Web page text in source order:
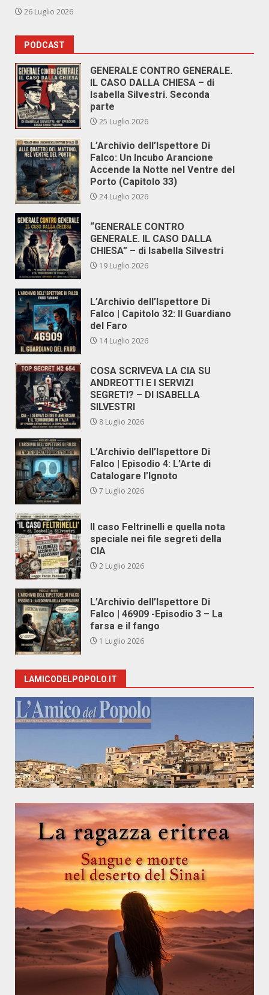
26 Luglio 2026
PODCAST
GENERALE CONTRO GENERALE.
IL CASO DALLA CHIESA – di
Isabella Silvestri. Seconda
parte
25 Luglio 2026
L’Archivio dell’Ispettore Di
Falco: Un Incubo Arancione
Accende la Notte nel Ventre del
Porto (Capitolo 33)
24 Luglio 2026
“GENERALE CONTRO
GENERALE. IL CASO DALLA
CHIESA” – di Isabella Silvestri
19 Luglio 2026
L’Archivio dell’Ispettore Di
Falco | Capitolo 32: Il Guardiano
del Faro
14 Luglio 2026
COSA SCRIVEVA LA CIA SU
ANDREOTTI E I SERVIZI
SEGRETI? – DI ISABELLA
SILVESTRI
8 Luglio 2026
L’Archivio dell’Ispettore Di
Falco | Episodio 4: L’Arte di
Catalogare l’Ignoto
7 Luglio 2026
Il caso Feltrinelli e quella nota
speciale nei file segreti della
CIA
2 Luglio 2026
L’Archivio dell’Ispettore Di
Falco | 46909 -Episodio 3 – La
farsa e il fango
1 Luglio 2026
LAMICODELPOPOLO.IT